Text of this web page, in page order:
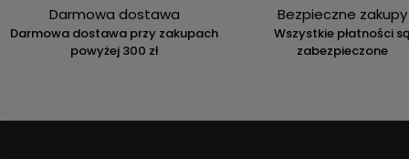
Darmowa dostawa
Darmowa dostawa przy zakupach
powyżej 300 zł
Bezpieczne zakupy
Wszystkie płatności
zabezpieczone